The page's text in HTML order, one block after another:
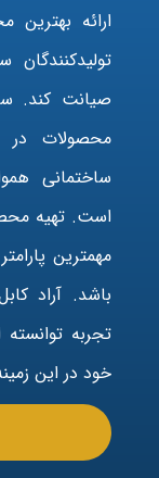
ارائه
صیانت کند.
محصولات در
ساختمانی
است. تهیه
مهمترین
باشد. آراد
تجربه
خود در این